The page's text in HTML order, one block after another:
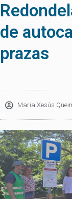
de
prazas
Maria Xesús